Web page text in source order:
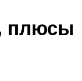
плюсы